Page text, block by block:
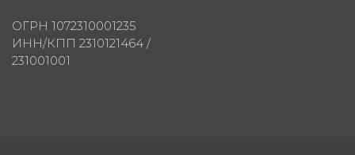
ОГРН 1072310001235
ИНН/КПП 2310121464 /
231001001